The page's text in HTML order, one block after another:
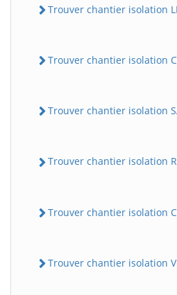
Trouver chantier isolation
Trouver chantier isolation
Trouver chantier isolation
Trouver chantier isolation
Trouver chantier isolation
Trouver chantier isolation